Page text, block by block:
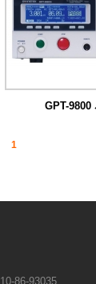
GPT-9800
1
86-93035